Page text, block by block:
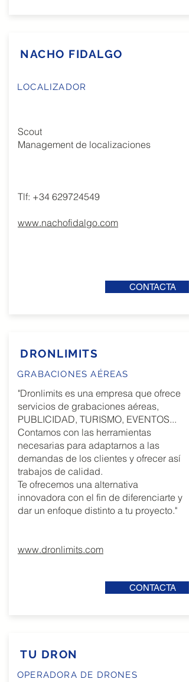
NACHO FIDALGO
LOCALIZADOR
Scout
Management de localizaciones
Tlf: +34 629724549
www.nachofidalgo.com
CONTACTA
DRONLIMITS
GRABACIONES AÉREAS
"Dronlimits es una empresa que ofrece
servicios de grabaciones aéreas,
PUBLICIDAD, TURISMO, EVENTOS...
Contamos con las herramientas
necesarias para adaptarnos a las
demandas de los clientes y ofrecer así
trabajos de calidad.
Te ofrecemos una alternativa
innovadora con el fin de diferenciarte y
dar un enfoque distinto a tu proyecto."
www.dronlimits.com
CONTACTA
TU DRON
OPERADORA DE DRONES